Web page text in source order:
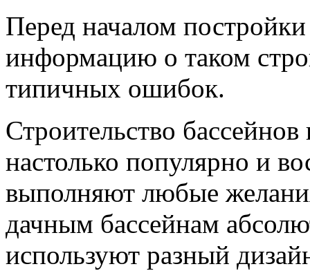
Перед началом
информацию о таком
типичных ошибок.
Строительство
настолько популярно и
выполняют любые
дачным бассейнам
используют разный